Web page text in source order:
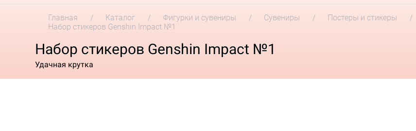
Главная Каталог Фигурки и сувениры Сувениры Постеры и стикеры
Набор стикеров Genshin Impact №1
Набор стикеров Genshin Impact №1
Удачная крутка